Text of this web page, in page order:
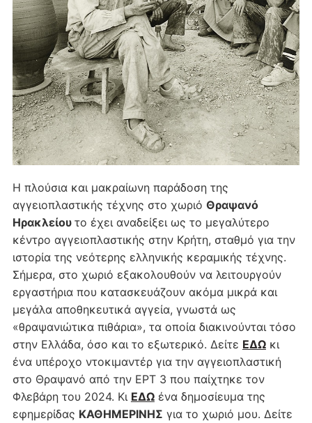
Η πλούσια και μακραίωνη παράδοση της
αγγειοπλαστικής τέχνης στο χωριό Θραψανό
Ηρακλείου το έχει αναδείξει ως το μεγαλύτερο
κέντρο αγγειοπλαστικής στην Κρήτη, σταθμό για την
ιστορία της νεότερης ελληνικής κεραμικής τέχνης.
Σήμερα, στο χωριό εξακολουθούν να λειτουργούν
εργαστήρια που κατασκευάζουν ακόμα μικρά και
μεγάλα αποθηκευτικά αγγεία, γνωστά ως
«θραψανιώτικα πιθάρια», τα οποία διακινούνται τόσο
στην Ελλάδα, όσο και το εξωτερικό. Δείτε ΕΔΩκι
ένα υπέροχο ντοκιμαντέρ για την αγγειοπλαστική
στο Θραψανό από την ΕΡΤ 3 που παίχτηκε τον
Φλεβάρη του 2024. Κι ΕΔΩένα δημοσίευμα της
εφημερίδας ΚΑΘΗΜΕΡΙΝΗΣ για το χωριό μου. Δείτε